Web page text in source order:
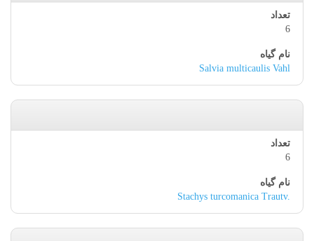
6
Salvia multicaulis Vahl
6
Stachys turcomanica Trautv.